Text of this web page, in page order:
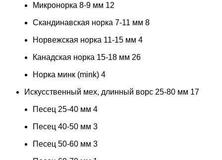
Микронорка 8-9 мм 12
Скандинавская норка 7-11 мм 8
Норвежская норка 11-15 мм 4
Канадская норка 15-18 мм 26
Норка минк (mink) 4
Искусственный мех, длинный ворс 25-80 мм 17
Песец 25-40 мм 4
Песец 40-50 мм 3
Песец 50-60 мм 3